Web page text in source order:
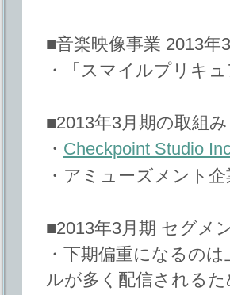
■音楽映像事業 2013
・「スマイルプリキ
■2013年3月期の取組み
・ Checkpoint Studio
・アミューズメント
■2013年3月期 セグメ
・下期偏重になるの
ルが多く配信される